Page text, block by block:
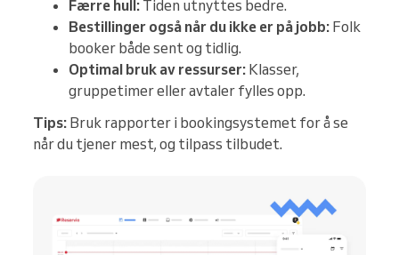
Færre hull: Tiden utnyttes bedre.
Bestillinger også når du ikke er på jobb: Folk
booker både sent og tidlig.
Optimal bruk av ressurser: Klasser,
gruppetimer eller avtaler fylles opp.
Tips: Bruk rapporter i bookingsystemet for å se
når du tjener mest, og tilpass tilbudet.